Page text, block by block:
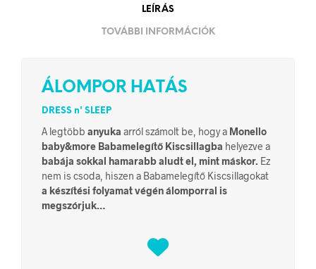
LEÍRÁS
TOVÁBBI INFORMÁCIÓK
ÁLOMPOR HATÁS
DRESS n' SLEEP
A legtöbb anyuka arról számolt be, hogy a Monello
baby&more Babamelegítő Kiscsillagba helyezve a
babája sokkal hamarabb aludt el, mint máskor. Ez
nem is csoda, hiszen a Babamelegítő Kiscsillagokat
a készítési folyamat végén álomporral is
megszórjuk…